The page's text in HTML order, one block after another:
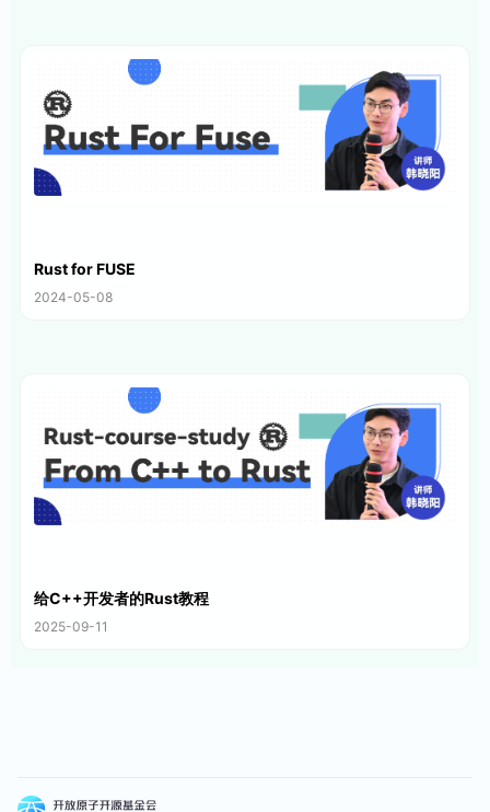
Rust for FUSE
2024-05-08
给C++开发者的Rust教程
2025-09-11